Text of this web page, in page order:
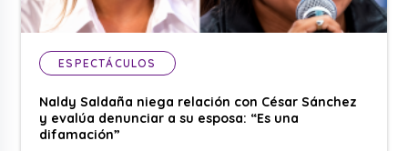
ESPECTÁCULOS
Naldy Saldaña niega relación con César Sánchez
y evalúa denunciar a su esposa: “Es una
difamación”